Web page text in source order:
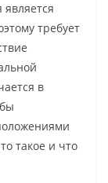
требует
в
такое и что